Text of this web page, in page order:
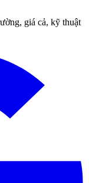
giá cả, kỹ thuật